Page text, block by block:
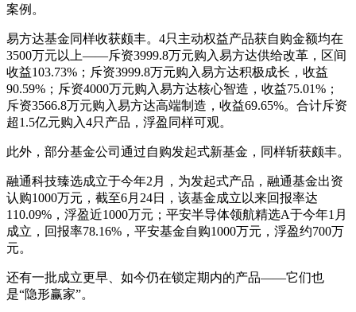
案例。
易方达基金同样收获颇丰。4只主动权益产品获自购金额均在
3500万元以上——斥资3999.8万元购入易方达供给改革，区间
收益103.73%；斥资3999.8万元购入易方达积极成长，收益
90.59%；斥资4000万元购入易方达核心智造，收益75.01%；
斥资3566.8万元购入易方达高端制造，收益69.65%。合计斥资
超1.5亿元购入4只产品，浮盈同样可观。
此外，部分基金公司通过自购发起式新基金，同样斩获颇丰。
融通科技臻选成立于今年2月，为发起式产品，融通基金出资
认购1000万元，截至6月24日，该基金成立以来回报率达
110.09%，浮盈近1000万元；平安半导体领航精选A于今年1月
成立，回报率78.16%，平安基金自购1000万元，浮盈约700万
元。
还有一批成立更早、如今仍在锁定期内的产品——它们也
是“隐形赢家”。